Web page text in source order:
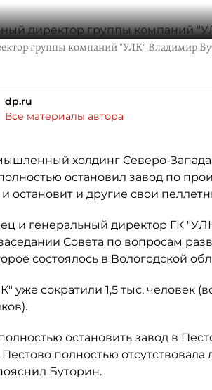
группы компаний "УЛК" Владимир
dp.ru
Все материалы автора
холдинг Северо-
остановил завод по
остановит и другие свои
и генеральный директор ГК
Совета по вопросам
состоялось в Вологодской
уже сократили 1,5 тыс. человек
остановить завод в
полностью отсутствовала
Буторин.